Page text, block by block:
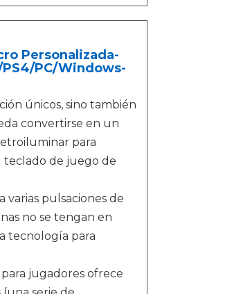
Personalizada-
PC/Windows-
únicos, sino también
convertirse en un
para
teclado de juego de
varias pulsaciones de
no se tengan en
tecnología para
jugadores ofrece